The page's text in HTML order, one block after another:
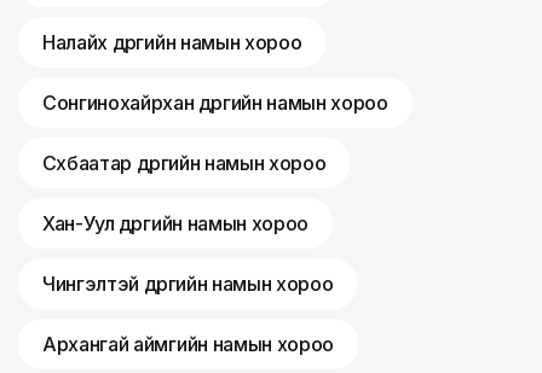
Налайх дүүргийн намын хороо
Сонгинохайрхан дүүргийн намын хороо
Сүхбаатар дүүргийн намын хороо
Хан-Уул дүүргийн намын хороо
Чингэлтэй дүүргийн намын хороо
Архангай аймгийн намын хороо